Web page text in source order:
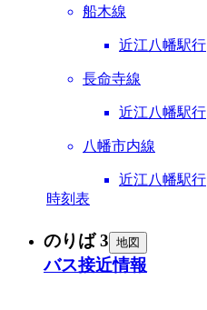
船木線
近江八幡駅行
長命寺線
近江八幡駅行
八幡市内線
近江八幡駅行
時刻表
のりば 3 地図
バス接近情報